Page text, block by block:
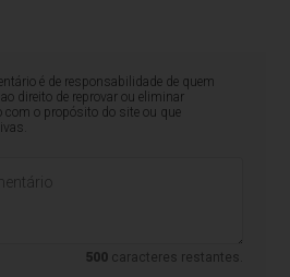
é de responsabilidade de quem
direito de reprovar ou eliminar
com o propósito do site ou que
500 caracteres restantes.